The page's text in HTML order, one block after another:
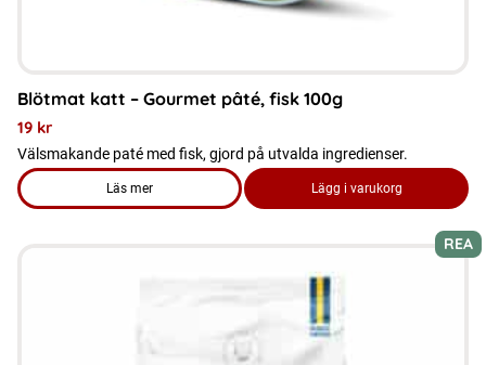
Blötmat katt – Gourmet pâté, fisk 100g
19 kr
Välsmakande paté med fisk, gjord på utvalda ingredienser.
Läs mer
om produkten Blötmat katt - Gourmet pâté, fisk 100g
Lägg i varukorg
REA